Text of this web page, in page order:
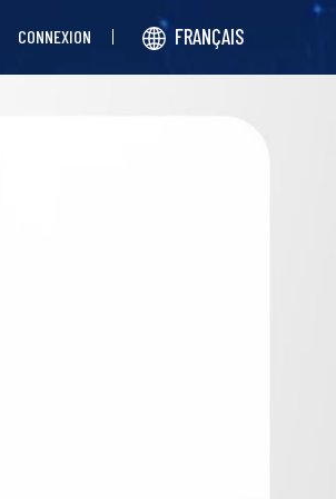
CONNEXION FRANÇAIS